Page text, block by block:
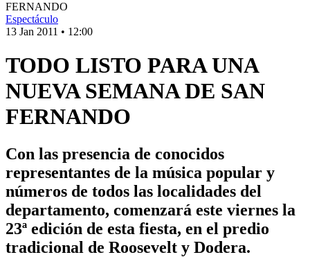
Espectáculo
13 Jan 2011 • 12:00
TODO LISTO PARA UNA
NUEVA SEMANA DE SAN
FERNANDO
Con las presencia de conocidos
representantes de la música popular y
números de todos las localidades del
departamento, comenzará este viernes la
23ª edición de esta fiesta, en el predio
tradicional de Roosevelt y Dodera.